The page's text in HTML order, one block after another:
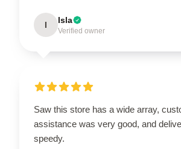
I Isla
Verified owner
Saw this store has a wide array,
assistance was very good, and
speedy.